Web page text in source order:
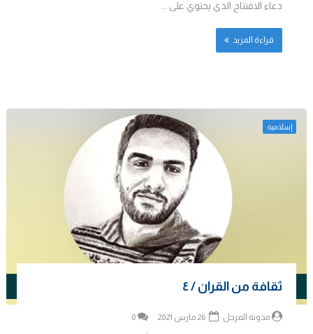
دعاء الافتتاح الذي يحتوي على ...
قراءة المزيد
إسلامية
ثقافة من القران / ٤
مدونة المرجل 0